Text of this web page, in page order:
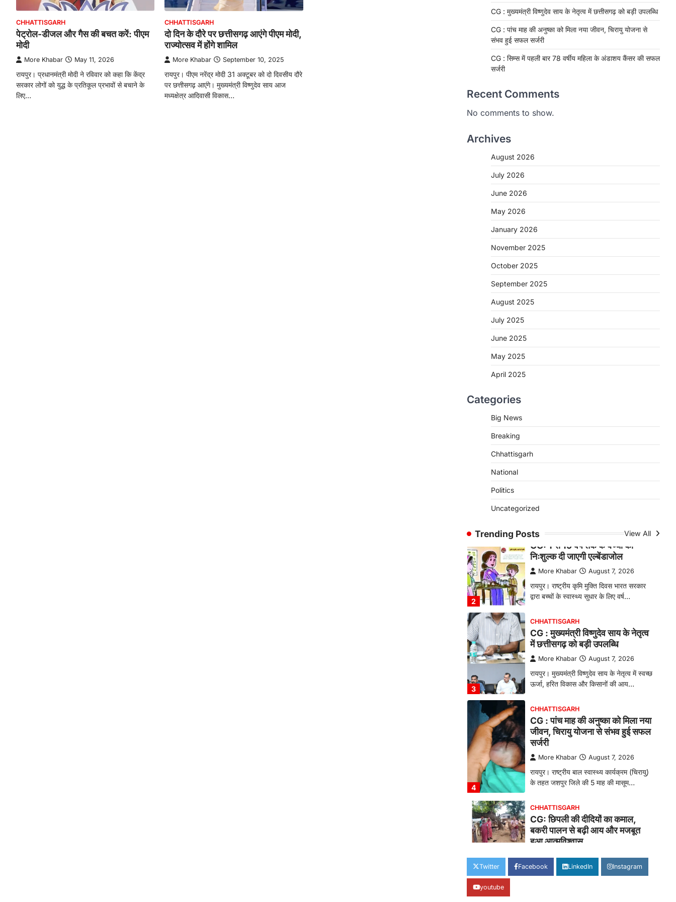
CHHATTISGARH
पेट्रोल-डीजल और गैस की बचत करें: पीएम
मोदी
More Khabar May 11, 2026
रायपुर। प्रधानमंत्री मोदी ने रविवार को कहा कि केंद्र
सरकार लोगों को युद्ध के प्रतिकूल प्रभावों से बचाने के
लिए…
CHHATTISGARH
दो दिन के दौरे पर छत्तीसगढ़ आएंगे पीएम मोदी,
राज्योत्सव में होंगे शामिल
More Khabar September 10, 2025
रायपुर। पीएम नरेंद्र मोदी 31 अक्टूबर को दो दिवसीय दौरे
पर छत्तीसगढ़ आएंगे। मुख्यमंत्री विष्णुदेव साय आज
मध्यक्षेत्र आदिवासी विकास…
CG : मुख्यमंत्री विष्णुदेव साय के नेतृत्व में छत्तीसगढ़ को बड़ी उपलब्धि
CG : पांच माह की अनुष्का को मिला नया जीवन, चिरायु योजना से
संभव हुई सफल सर्जरी
CG : सिम्स में पहली बार 78 वर्षीय महिला के अंडाशय कैंसर की सफल
सर्जरी
Recent Comments
No comments to show.
Archives
August 2026
July 2026
June 2026
May 2026
January 2026
November 2025
October 2025
September 2025
August 2025
July 2025
June 2025
May 2025
April 2025
Categories
Big News
Breaking
Chhattisgarh
National
Politics
Uncategorized
Trending Posts View All
CHHATTISGARH
निःशुल्क दी जाएगी एल्बेंडाजोल
CHHATTISGARH
CG : मुख्यमंत्री विष्णुदेव साय के नेतृत्व
में छत्तीसगढ़ को बड़ी उपलब्धि
More Khabar
रायपुर। मुख्यमंत्री विष्णुदेव साय के नेतृत्व में स्वच्छ
ऊर्जा, हरित विकास और किसानों की आय…
CG : पांच माह की अनुष्का को मिला नया
CG: छिपली की दीदियों का कमाल,
बकरी पालन से बढ़ी आय और मजबूत
More Khabar August 7, 2026
रायपुर। ग्रामीण महिलाओं को आर्थिक रूप से
सशक्त बनाने की दिशा में जिले के नगरी…
2
CHHATTISGARH
CG: 1 से 19 वर्ष तक के बच्चों को
निःशुल्क दी जाएगी एल्बेंडाजोल
More Khabar August 7, 2026
रायपुर। राष्ट्रीय कृमि मुक्ति दिवस भारत सरकार
द्वारा बच्चों के स्वास्थ्य सुधार के लिए वर्ष…
3
CHHATTISGARH
CG : मुख्यमंत्री विष्णुदेव साय के नेतृत्व
में छत्तीसगढ़ को बड़ी उपलब्धि
More Khabar August 7, 2026
रायपुर। मुख्यमंत्री विष्णुदेव साय के नेतृत्व में स्वच्छ
ऊर्जा, हरित विकास और किसानों की आय…
4
CHHATTISGARH
CG : पांच माह की अनुष्का को मिला नया
जीवन, चिरायु योजना से संभव हुई सफल
सर्जरी
More Khabar August 7, 2026
रायपुर। राष्ट्रीय बाल स्वास्थ्य कार्यक्रम (चिरायु)
के तहत जशपुर जिले की 5 माह की मासूम…
1
CHHATTISGARH
CG: छिपली की दीदियों का कमाल,
बकरी पालन से बढ़ी आय और मजबूत
हुआ आत्मविश्वास
More Khabar August 7, 2026
रायपुर। ग्रामीण महिलाओं को आर्थिक रूप से
Twitter Facebook LinkedIn Instagram
youtube